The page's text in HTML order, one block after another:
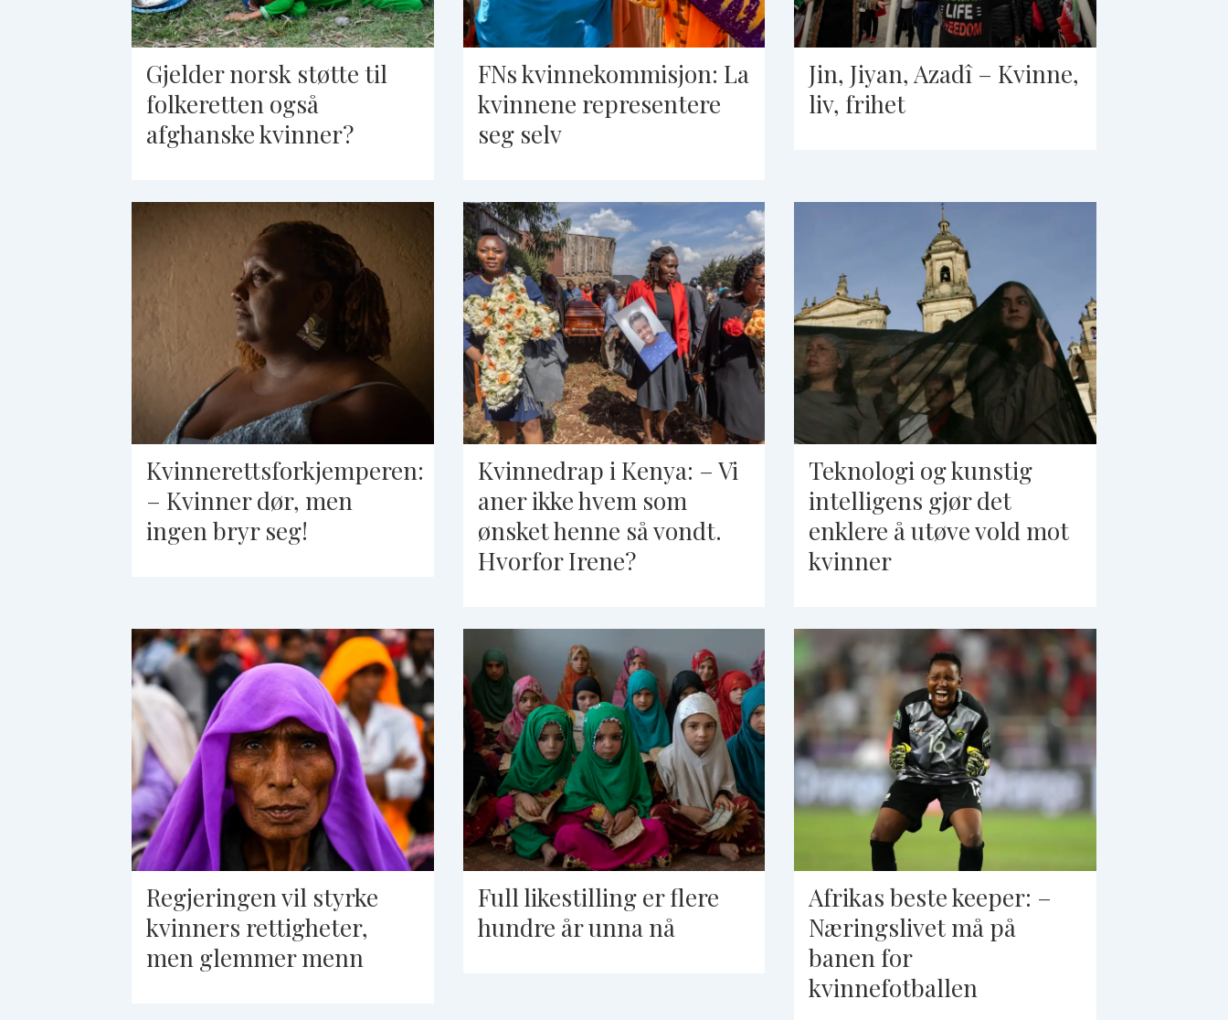
Gjelder norsk støtte til
folkeretten også
afghanske kvinner?
FNs kvinnekommisjon: La
kvinnene representere
seg selv
Jin, Jiyan, Azadî – Kvinne,
liv, frihet
Kvinnerettsforkjemperen:
– Kvinner dør, men
ingen bryr seg!
Kvinnedrap i Kenya: – Vi
aner ikke hvem som
ønsket henne så vondt.
Hvorfor Irene?
Teknologi og kunstig
intelligens gjør det
enklere å utøve vold mot
kvinner
Regjeringen vil styrke
kvinners rettigheter,
men glemmer menn
Full likestilling er flere
hundre år unna nå
Afrikas beste keeper: –
Næringslivet må på
banen for
kvinnefotballen